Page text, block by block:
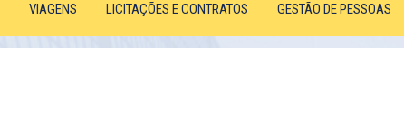
VIAGENS LICITAÇÕES E CONTRATOS GESTÃO DE PESSOAS